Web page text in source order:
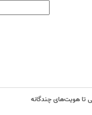
تا هویت‌های چندگانه